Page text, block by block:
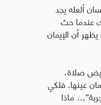
ألعله يجد
عندما حث
من يدعو باسم الرب يخلص” (رومة ١٠: ١٣). ولكي يظهر أن الإيمان
صلاة،
عينها. فلكي
ماذا